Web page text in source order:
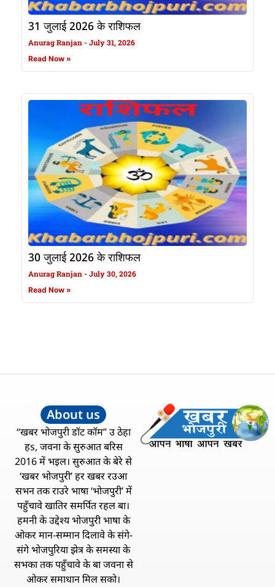
31 जुलाई 2026 के राशिफल
Anurag Ranjan July 31, 2026
Read Now »
30 जुलाई 2026 के राशिफल
Anurag Ranjan July 30, 2026
Read Now »
About us
“खबर भोजपुरी डॉट कॉम” उ ठेहा
हs, जवना के सुरुआत बरिस
2016 में भइल। सुरुआत के बेरे से
‘खबर भोजपुरी’ हर खबर रउआ
सभन तक राउरे भाषा ‘भोजपुरी’ में
पहुँचावे खातिर समर्पित रहल बा।
हमनी के उद्देश्य भोजपुरी भाषा के
ओकर मान-सम्मान दिलावे के संगे-
संगे भोजपुरिया झेत्र के समस्या के
सभका तक पहुँचावे के बा जवना से
ओकर समाधान मिल सको।